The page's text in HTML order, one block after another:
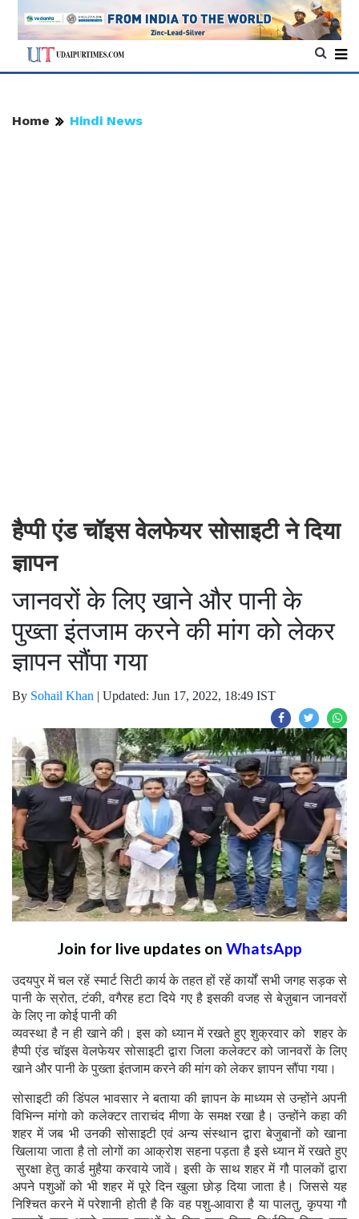
Home Hindi News
हैप्पी एंड चॉइस वेलफेयर सोसाइटी ने दिया
ज्ञापन
जानवरों के लिए खाने और पानी के
पुख्ता इंतजाम करने की मांग को लेकर
ज्ञापन सौंपा गया
By Sohail Khan | Updated: Jun 17, 2022, 18:49 IST
Join for live updates on WhatsApp
उदयपुर में चल रहें स्मार्ट सिटी कार्य के तहत हों रहें कार्यों सभी जगह सड़क से
पानी के स्रोत, टंकी, वगैरह हटा दिये गए है इसकी वजह से बेज़ुबान जानवरों
के लिए ना कोई पानी की
व्यवस्था है न ही खाने की। इस को ध्यान में रखते हुए शुक्रवार को शहर के
हैप्पी एंड चॉइस वेलफेयर सोसाइटी द्वारा जिला कलेक्टर को जानवरों के लिए
खाने और पानी के पुख्ता इंतजाम करने की मांग को लेकर ज्ञापन सौंपा गया।
सोसाइटी की डिंपल भावसार ने बताया की ज्ञापन के माध्यम से उन्होंने अपनी
विभिन्न मांगो को कलेक्टर ताराचंद मीणा के समक्ष रखा है। उन्होंने कहा की
शहर में जब भी उनकी सोसाइटी एवं अन्य संस्थान द्वारा बेजुबानों को खाना
खिलाया जाता है तो लोगों का आक्रोश सहना पड़ता है इसे ध्यान में रखते हुए
सुरक्षा हेतु कार्ड मुहैया करवाये जावें। इसी के साथ शहर में गौ पालकों द्वारा
अपने पशुओं को भी शहर में पूरे दिन खुला छोड़ दिया जाता है। जिससे यह
निश्चित करने में परेशानी होती है कि वह पशु-आवारा है या पालतु, कृपया गौ